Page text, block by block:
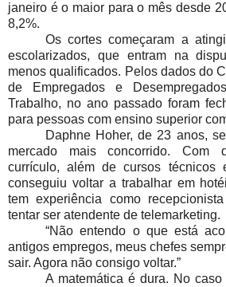
janeiro é o maior para o mês desde
8,2%.
Os cortes começaram a
escolarizados, que entram na
menos qualificados. Pelos dados do
de Empregados e
Trabalho, no ano passado foram
para pessoas com ensino superior
Daphne Hoher, de 23 anos,
mercado mais concorrido. Com
currículo, além de cursos técnicos
conseguiu voltar a trabalhar em
tem experiência como
tentar ser atendente de telemarketing.
“Não entendo o que está
antigos empregos, meus chefes
sair. Agora não consigo voltar.”
A matemática é dura. No